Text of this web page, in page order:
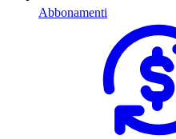
Abbonamenti